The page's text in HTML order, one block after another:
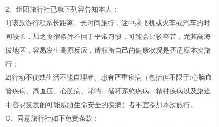
2、组团旅行社已就下列容告知本人：
1)该旅游行程系长距离、长时间旅行，途中乘飞机或火车或汽车的时
间较长，加之食宿条件不同于平常习惯，可能会比较辛苦，尤其高海
拔地区，容易发生高原反应，请权衡自己的健康状况是否适应本次旅
行；
2)行动不便或生活不能自理者、患有严重疾病（包括但不限于:心脑血
管疾病、高血压、心脏病、哮喘、循环系统疾病、精神疾病以及旅途
中容易复发的可能威胁生命安全的疾病）者不宜参加本次旅行。
C、同意旅行社如下免责条款：